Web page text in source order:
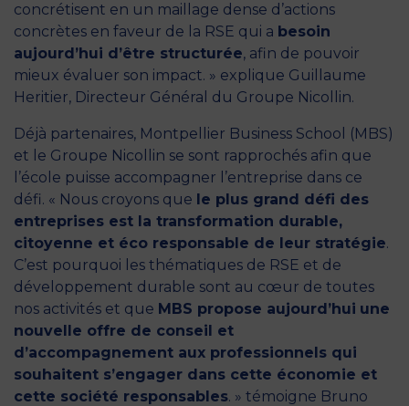
concrétisent en un maillage dense d’actions
concrètes en faveur de la RSE qui a besoin
aujourd’hui d’être structurée, afin de pouvoir
mieux évaluer son impact. » explique Guillaume
Heritier, Directeur Général du Groupe Nicollin.
Déjà partenaires, Montpellier Business School (MBS)
et le Groupe Nicollin se sont rapprochés afin que
l’école puisse accompagner l’entreprise dans ce
défi. « Nous croyons que le plus grand défi des
entreprises est la transformation durable,
citoyenne et éco responsable de leur stratégie.
C’est pourquoi les thématiques de RSE et de
développement durable sont au cœur de toutes
nos activités et que MBS propose aujourd’hui une
nouvelle offre de conseil et
d’accompagnement aux professionnels qui
souhaitent s’engager dans cette économie et
cette société responsables. » témoigne Bruno